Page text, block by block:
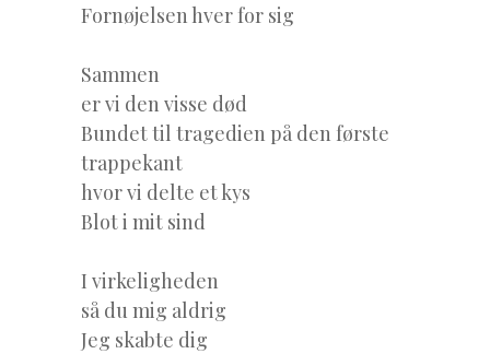
Fornøjelsen hver for sig
Sammen
er vi den visse død
Bundet til tragedien på den første
trappekant
hvor vi delte et kys
Blot i mit sind
I virkeligheden
så du mig aldrig
Jeg skabte dig